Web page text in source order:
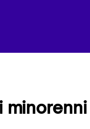
minorenni